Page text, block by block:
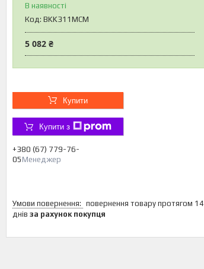
В наявності
Код: BKK311MCM
5 082 ₴
Купити
Купити з
+380 (67) 779-76-
05 Менеджер
повернення товару протягом 14
днів за рахунок покупця